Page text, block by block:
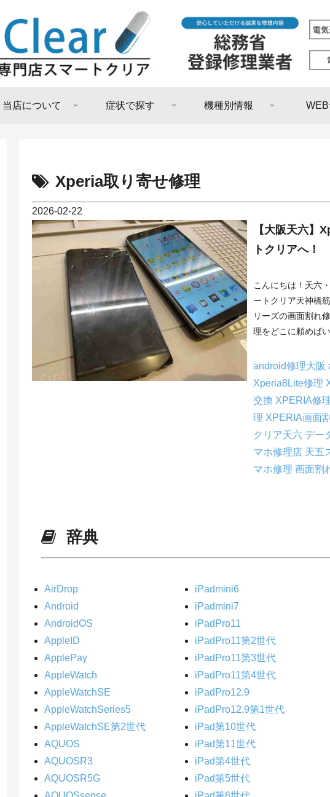
当店について 症状で探す 機種別情報
Xperia取り寄せ修理
2026-02-22
【大阪天六】
トクリアへ！
こんにちは！天六
ートクリア天神橋
リーズの画面割れ
理をどこに頼めば
android修理大阪
Xperia8Lite修理
交換 XPERIA修
理 XPERIA画面
クリア天六 デー
マホ修理店 天五
マホ修理 画面割
辞典
AirDrop
Android
AndroidOS
AppleID
ApplePay
AppleWatch
AppleWatchSE
AppleWatchSeries5
AppleWatchSE第2世代
AQUOS
AQUOSR3
AQUOSR5G
iPadmini6
iPadmini7
iPadPro11
iPadPro11第2世代
iPadPro11第3世代
iPadPro11第4世代
iPadPro12.9
iPadPro12.9第1世代
iPad第10世代
iPad第11世代
iPad第4世代
iPad第5世代